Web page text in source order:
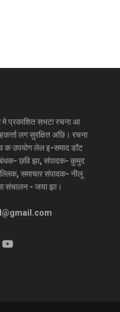
मे प्रकाशित सभटा रचना आ
लग सुरक्षित अछि। रचना
क उपयोग लेल इ-समाद डॉट
छवि झा, संपादक- कुमुद
समाचार संपादक- नीलू
संचालन - जया झा।